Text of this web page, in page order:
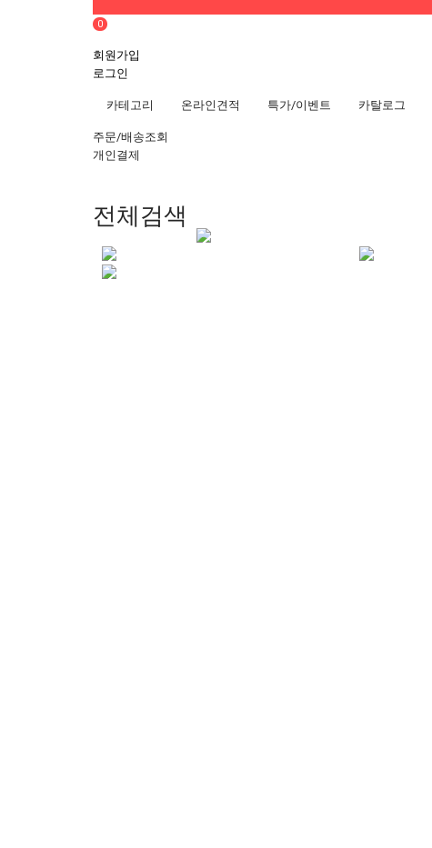
0
회원가입
로그인
카테고리 온라인견적 특가/이벤트 카탈로그
주문/배송조회
개인결제
전체검색